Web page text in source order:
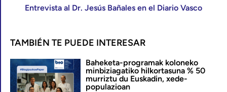
Entrevista al Dr. Jesús Bañales en el Diario Vasco
TAMBIÉN TE PUEDE INTERESAR
Baheketa-programak koloneko
minbiziagatiko hilkortasuna % 50
murriztu du Euskadin, xede-
populazioan